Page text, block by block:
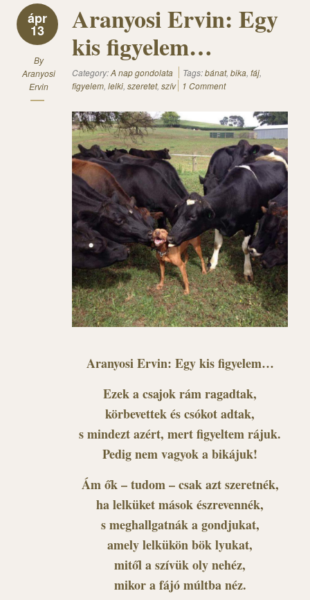
ápr
13
By
Aranyosi
Ervin
Aranyosi Ervin: Egy
kis figyelem…
Category:A nap gondolata Tags:bánat, bika, fáj,
figyelem, lelki, szeretet, szív 1 Comment
Aranyosi Ervin: Egy kis figyelem…
Ezek a csajok rám ragadtak,
körbevettek és csókot adtak,
s mindezt azért, mert figyeltem rájuk.
Pedig nem vagyok a bikájuk!
Ám ők – tudom – csak azt szeretnék,
ha lelküket mások észrevennék,
s meghallgatnák a gondjukat,
amely lelkükön bök lyukat,
mitől a szívük oly nehéz,
mikor a fájó múltba néz.